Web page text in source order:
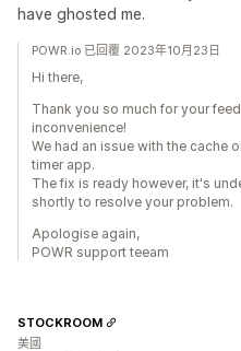
have ghosted me.
POWR.io 已回覆 2023年10月23日
Hi there,
Thank you so much for your
inconvenience!
We had an issue with the cache
timer app.
The fix is ready however, it's
shortly to resolve your problem.
Apologise again,
POWR support teeam
STOCKROOM
美國